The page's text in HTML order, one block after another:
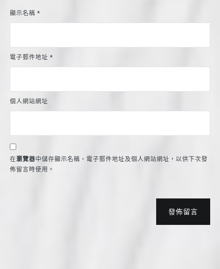
顯示名稱 *
電子郵件地址 *
個人網站網址
在瀏覽器中儲存顯示名稱、電子郵件地址及個人網站網址，以供下次發
佈留言時使用。
發佈留言